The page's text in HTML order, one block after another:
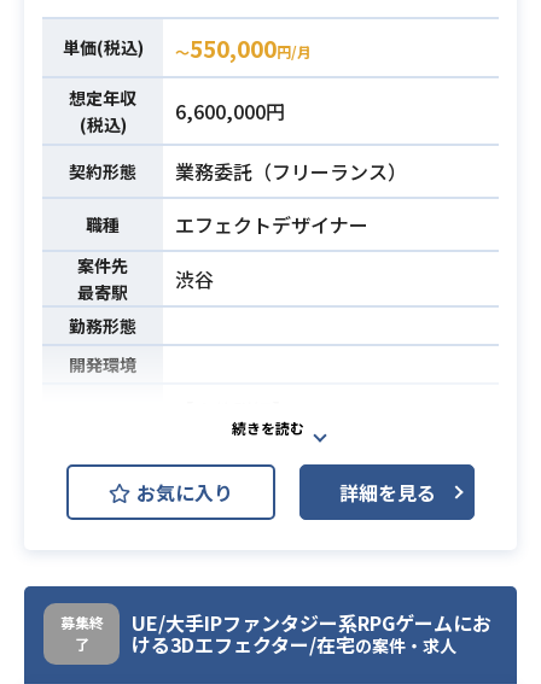
があります
・必要言語について
ドイツ語担当者：1名
・ドイツ語：ネイティブレベルの方
・ワンダープラネットのミッション
への共感
・客観的な目線を持ち論理的思考力
のある方
・誰にも負けない程ゲームが大好き
単価(税込) 〜550,000円/月
想定年収
(税込)
6,600,000円
契約形態 業務委託（フリーランス）
職種 エフェクトデザイナー
案件先
最寄駅
渋谷
勤務形態
開発環境
・2Dキャラクターのモーション作成
・2Dエフェクトの作成
・ゲーム内演出の作成/提案等
必須スキル
メーション制作経験
・下記いずれかのアニメーション実
務経験
お気に入り 詳細を見る
募集終
了
UE/大手IPファンタジー系RPGゲームにお
ける3Dエフェクター/在宅の案件・求人